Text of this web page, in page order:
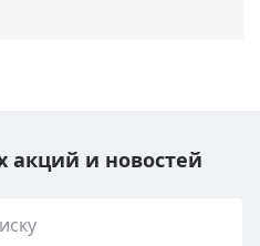
акций и новостей